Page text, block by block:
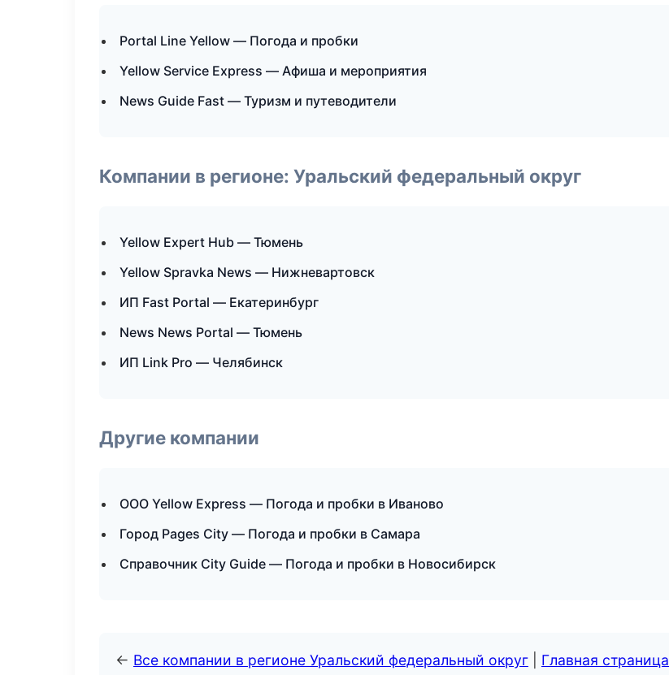
Portal Line Yellow — Погода и пробки
Yellow Service Express — Афиша и мероприятия
News Guide Fast — Туризм и путеводители
Компании в регионе: Уральский федеральный округ
Yellow Expert Hub — Тюмень
Yellow Spravka News — Нижневартовск
ИП Fast Portal — Екатеринбург
News News Portal — Тюмень
ИП Link Pro — Челябинск
Другие компании
ООО Yellow Express — Погода и пробки в Иваново
Город Pages City — Погода и пробки в Самара
Справочник City Guide — Погода и пробки в Новосибирск
← Все компании в регионе Уральский федеральный округ Главная страница